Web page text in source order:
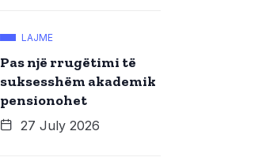
LAJME
Pas një rrugëtimi të
suksesshëm akademik
pensionohet
27 July 2026